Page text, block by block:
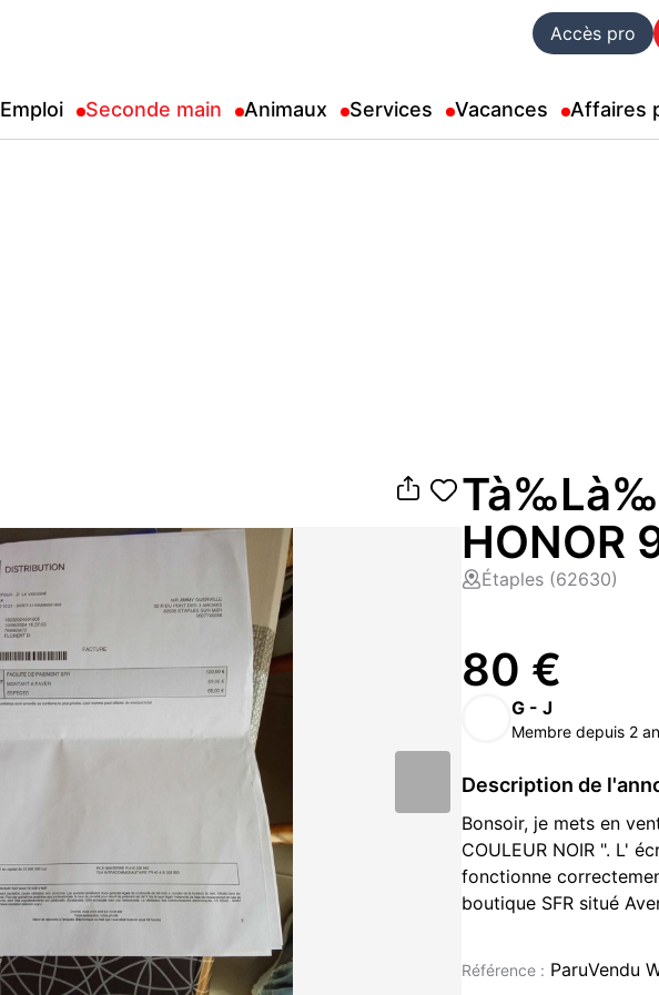
Accès pro
Emploi Seconde main Animaux Services Vacances Affaires
HONOR
Étaples (62630)
80 €
G - J
Membre depuis 2
Description de
Bonsoir, je mets en
COULEUR NOIR ". L'
fonctionne
boutique SFR situé
N' hésitez pas à me
cet article.
Référence : ParuVendu